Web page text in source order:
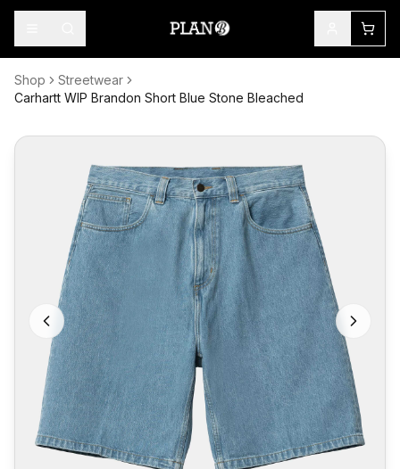
Shop
Streetwear
Carhartt WIP Brandon Short Blue Stone Bleached